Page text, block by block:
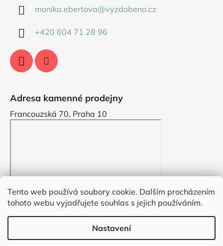
Tento web používá soubory cookie. Dalším procházením
tohoto webu vyjadřujete souhlas s jejich používáním.
Nastavení
monika.ebertova@vyzdobeno.cz
+420 604 71 28 96
Adresa kamenné prodejny
Francouzská 70, Praha 10